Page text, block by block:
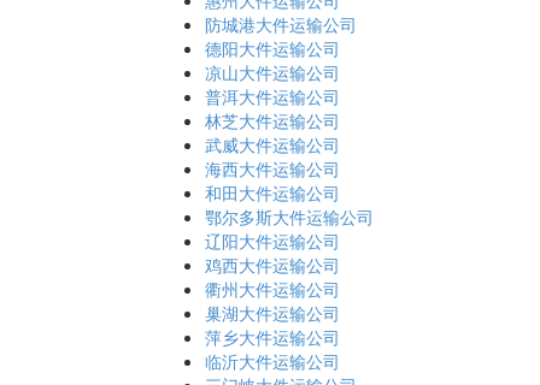
防城港大件运输公司
德阳大件运输公司
凉山大件运输公司
普洱大件运输公司
林芝大件运输公司
武威大件运输公司
海西大件运输公司
和田大件运输公司
鄂尔多斯大件运输公司
辽阳大件运输公司
鸡西大件运输公司
衢州大件运输公司
巢湖大件运输公司
萍乡大件运输公司
临沂大件运输公司